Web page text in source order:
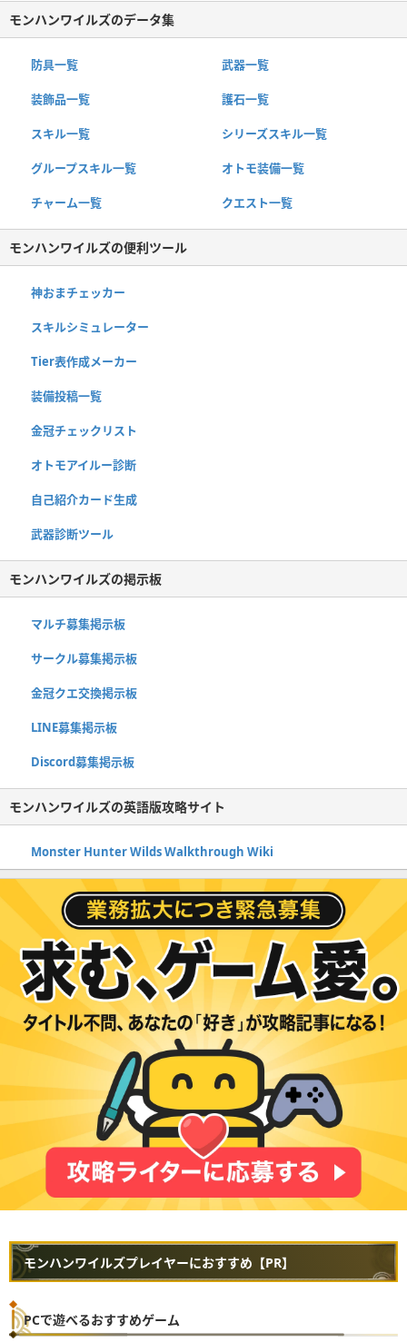
モンハンワイルズのデータ集
防具一覧 武器一覧
装飾品一覧 護石一覧
スキル一覧 シリーズスキル一覧
グループスキル一覧 オトモ装備一覧
チャーム一覧 クエスト一覧
モンハンワイルズの便利ツール
神おまチェッカー
スキルシミュレーター
Tier表作成メーカー
装備投稿一覧
金冠チェックリスト
オトモアイルー診断
自己紹介カード生成
武器診断ツール
モンハンワイルズの掲示板
マルチ募集掲示板
サークル募集掲示板
金冠クエ交換掲示板
LINE募集掲示板
Discord募集掲示板
モンハンワイルズの英語版攻略サイト
Monster Hunter Wilds Walkthrough Wiki
モンハンワイルズプレイヤーにおすすめ【PR】
PCで遊べるおすすめゲーム